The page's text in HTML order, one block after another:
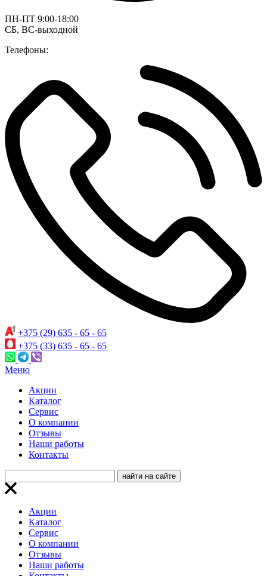
ПН-ПТ 9:00-18:00
СБ, ВС-выходной
Телефоны:
+375 (29) 635 - 65 - 65
+375 (33) 635 - 65 - 65
Меню
Акции
Каталог
Сервис
О компании
Отзывы
Наши работы
Контакты
Акции
Каталог
Сервис
О компании
Отзывы
Наши работы